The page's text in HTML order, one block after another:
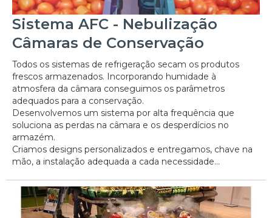
Sistema AFC - Nebulização
Câmaras de Conservação
Todos os sistemas de refrigeração secam os produtos
frescos armazenados. Incorporando humidade à
atmosfera da câmara conseguimos os parâmetros
adequados para a conservação.
Desenvolvemos um sistema por alta frequência que
soluciona as perdas na câmara e os desperdícios no
armazém.
Criamos designs personalizados e entregamos, chave na
mão, a instalação adequada a cada necessidade...